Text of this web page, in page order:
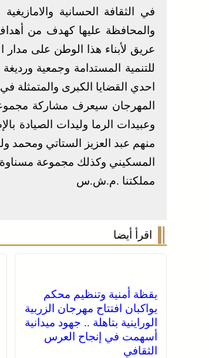
في الثقافة الحسانية
والمحافظة عليها كهدف من أهداف
عريق لأبناء هذا الوطن على مدار
للتنمية المستدامة وجمعية
احدي القضايا الكبرى والمتمثلة
المهرجان سيعرف مشاركة
وعبيدات الرما وليدات الصيادة
منهم عبد العزيز الستاتي
المسكيني وكذلك مجموعة
مملكتنا .م.ش.س
اقرأ أيضا
يقظة أمنية وتنظيم محكم
يواكبان افتتاح مهرجان الزربية
الوراينية بتاهلة .. جهود ميدانية
أسهمت في إنجاح العرس
الثقافي